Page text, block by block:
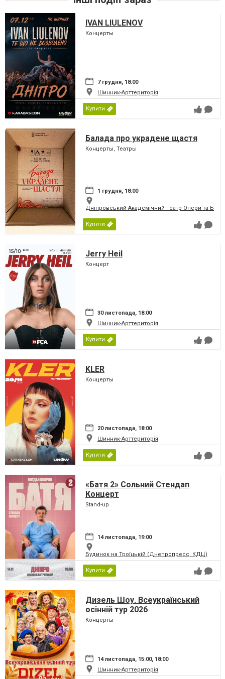
IVAN LIULENOV
Концерты
7 грудня, 18:00
Шинник-Арттериторія
Купити
Балада про украдене щастя
Концерты, Театры
1 грудня, 18:00
Дніпровський Академічний Театр Опери та
Купити
Jerry Heil
Концерт
30 листопада, 18:00
Шинник-Арттериторія
Купити
KLER
Концерты
20 листопада, 18:00
Шинник-Арттериторія
Купити
«Батя 2» Сольний Стендап
Концерт
Stand-up
14 листопада, 19:00
Будинок на Троїцькій (Днепропресс, КДЦ)
Купити
Дизель Шоу. Всеукраїнський
осінній тур 2026
Концерты
14 листопада, 15:00, 18:00
Шинник-Арттериторія